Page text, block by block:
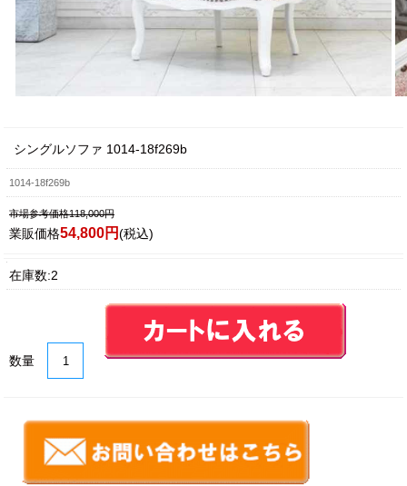
シングルソファ 1014-18f269b
1014-18f269b
市場参考価格118,000円
業販価格54,800円(税込)
在庫数:2
数量